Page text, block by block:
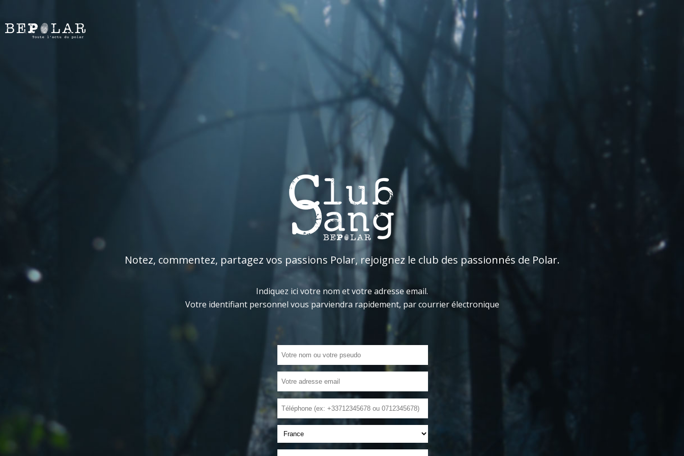
Notez, commentez, partagez vos passions Polar, rejoignez le club des passionnés de Polar.
Indiquez ici votre nom et votre adresse email.
Votre identifiant personnel vous parviendra rapidement, par courrier électronique